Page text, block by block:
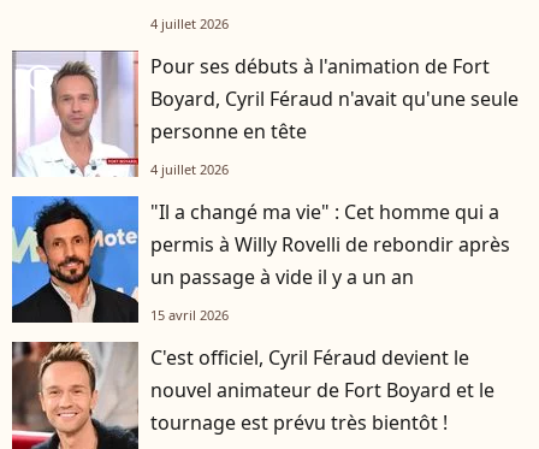
4 juillet 2026
player2
Pour ses débuts à l'animation de Fort
Boyard, Cyril Féraud n'avait qu'une seule
personne en tête
4 juillet 2026
"Il a changé ma vie" : Cet homme qui a
permis à Willy Rovelli de rebondir après
un passage à vide il y a un an
15 avril 2026
C'est officiel, Cyril Féraud devient le
nouvel animateur de Fort Boyard et le
tournage est prévu très bientôt !